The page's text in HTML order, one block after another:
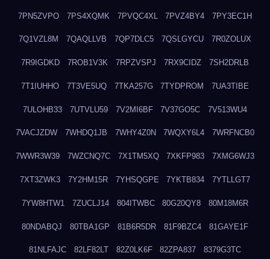
7PN5ZVPO 7PS4XQMK 7PVQC4XL 7PVZ4BY4 7PY3EC1H
7Q1VZL8M 7QAQLLVB 7QP7DLC5 7QSLGYCU 7R0ZOLUX
7R9IGDKD 7ROB1V3K 7RPZVSPJ 7RX9CIDZ 7SH2DRLB
7T1IUHHO 7T3VE5UQ 7TKA257G 7TYDPROM 7UA3TIBE
7ULOHB33 7UTVLU59 7V2MI6BF 7V37GO5C 7V513WU4
7VACJZDW 7WHDQ1JB 7WHY4Z0N 7WQXY6L4 7WRFNCB0
7WWR3W39 7WZCNQ7C 7X1TM5XQ 7XKFP983 7XMG6WJ3
7XT3ZWK3 7Y2HM15R 7YHSQGPE 7YKTB834 7YTLLGT7
7YW8HTW1 7ZUCLJ14 804ITWBC 80G20QY8 80M18M6R
80NDABQJ 80TBA1GP 81B6R5DR 81F9BZC4 81GAYE1F
81NLFAJC 82LF82LT 82Z0LK6F 82ZPA837 8379G3TC